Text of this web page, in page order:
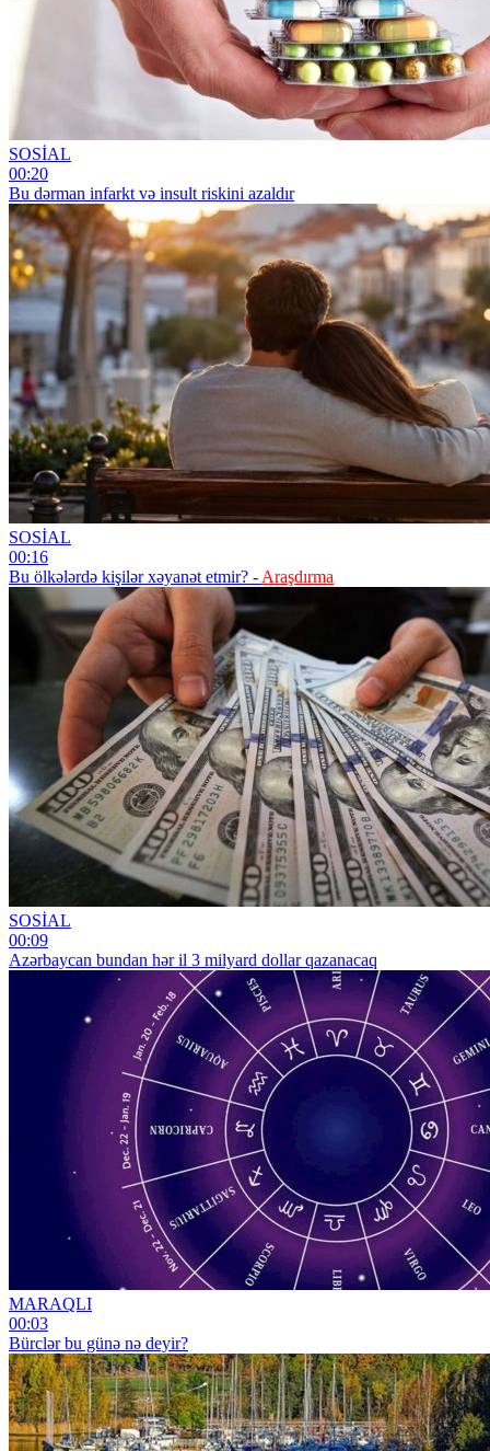
SOSİAL
00:20
Bu dərman infarkt və insult riskini azaldır
SOSİAL
00:16
Bu ölkələrdə kişilər xəyanət etmir? - Araşdırma
SOSİAL
00:09
Azərbaycan bundan hər il 3 milyard dollar qazanacaq
MARAQLI
00:03
Bürclər bu günə nə deyir?